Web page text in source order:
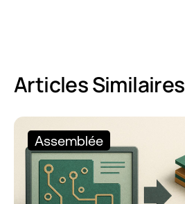
Articles Similaires
Assemblée